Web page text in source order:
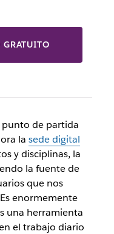
GRATUITO
punto de partida
la sede digital
y disciplinas, la
la fuente de
que nos
enormemente
una herramienta
el trabajo diario